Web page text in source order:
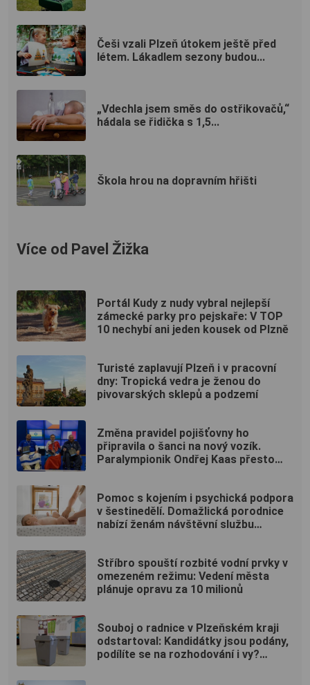
Češi vzali Plzeň útokem ještě před
létem. Lákadlem sezony budou...
„Vdechla jsem směs do ostřikovačů,“
hádala se řidička s 1,5...
Škola hrou na dopravním hřišti
Více od Pavel Žižka
Portál Kudy z nudy vybral nejlepší
zámecké parky pro pejskaře: V TOP
10 nechybí ani jeden kousek od Plzně
Turisté zaplavují Plzeň i v pracovní
dny: Tropická vedra je ženou do
pivovarských sklepů a podzemí
Změna pravidel pojišťovny ho
připravila o šanci na nový vozík.
Paralympionik Ondřej Kaas přesto
Pomoc s kojením i psychická podpora
v šestinedělí. Domažlická porodnice
nabízí ženám návštěvní službu
Stříbro spouští rozbité vodní prvky v
omezeném režimu: Vedení města
plánuje opravu za 10 milionů
Souboj o radnice v Plzeňském kraji
odstartoval: Kandidátky jsou podány,
podílíte se na rozhodování i vy?